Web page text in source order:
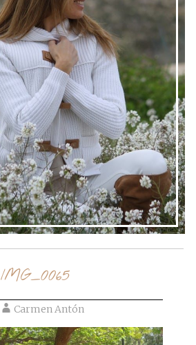
Ir al post
IMG_0065
Carmen Antón